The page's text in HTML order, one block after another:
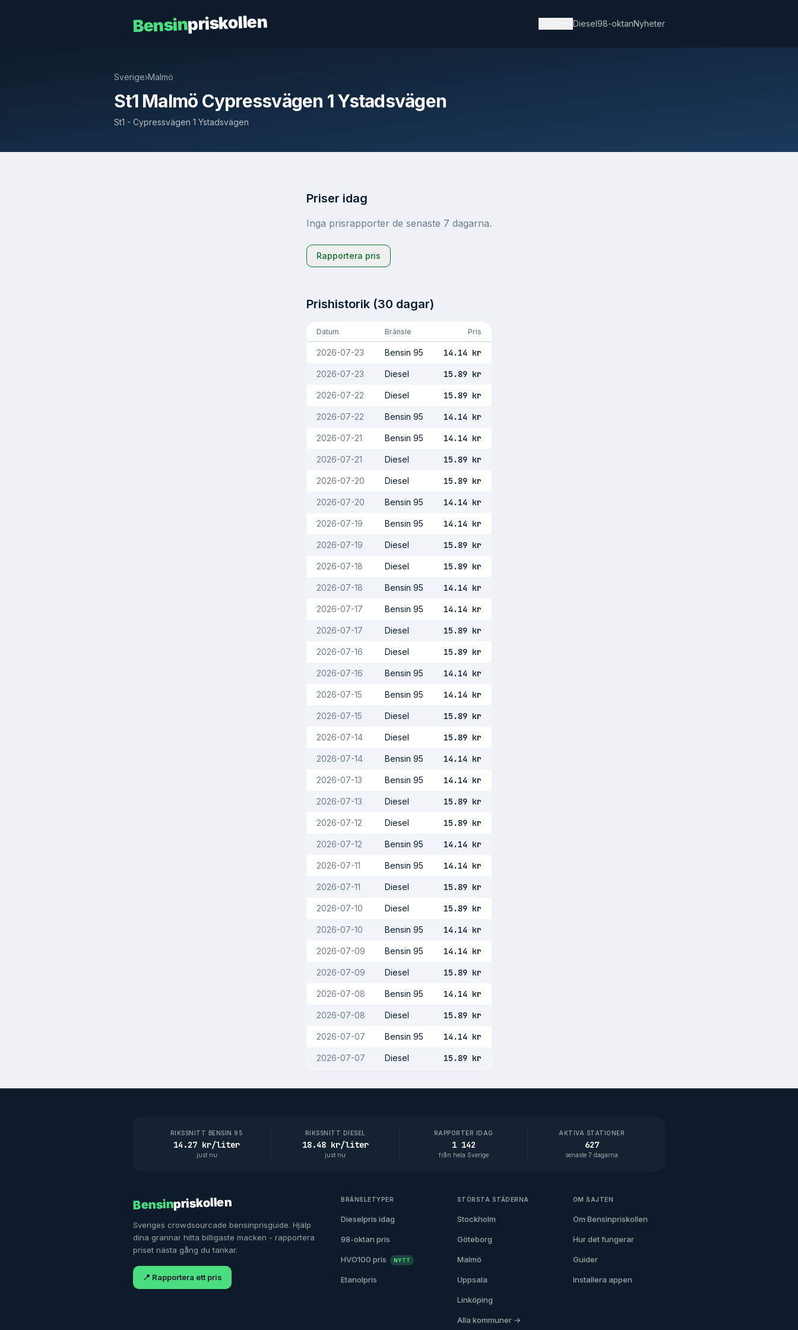
Bensinpriskollen
Ängelholm 14.45 Hässleholm 14.20
Diesel98-oktanNyheter
Sverige›Malmö
St1 Malmö Cypressvägen 1 Ystadsvägen
St1 - Cypressvägen 1 Ystadsvägen
Priser idag
Inga prisrapporter de senaste 7 dagarna.
Rapportera pris
Prishistorik (30 dagar)
Datum Bränsle Pris
2026-07-23 Bensin 95 14.14 kr
2026-07-23 Diesel 15.89 kr
2026-07-22 Diesel 15.89 kr
2026-07-22 Bensin 95 14.14 kr
2026-07-21 Bensin 95 14.14 kr
2026-07-21 Diesel 15.89 kr
2026-07-20 Diesel 15.89 kr
2026-07-20 Bensin 95 14.14 kr
2026-07-19 Bensin 95 14.14 kr
2026-07-19 Diesel 15.89 kr
2026-07-18 Diesel 15.89 kr
2026-07-18 Bensin 95 14.14 kr
2026-07-17 Bensin 95 14.14 kr
2026-07-17 Diesel 15.89 kr
2026-07-16 Diesel 15.89 kr
2026-07-16 Bensin 95 14.14 kr
2026-07-15 Bensin 95 14.14 kr
2026-07-15 Diesel 15.89 kr
2026-07-14 Diesel 15.89 kr
2026-07-14 Bensin 95 14.14 kr
2026-07-13 Bensin 95 14.14 kr
2026-07-13 Diesel 15.89 kr
2026-07-12 Diesel 15.89 kr
2026-07-12 Bensin 95 14.14 kr
2026-07-11 Bensin 95 14.14 kr
2026-07-11 Diesel 15.89 kr
2026-07-10 Diesel 15.89 kr
2026-07-10 Bensin 95 14.14 kr
2026-07-09 Bensin 95 14.14 kr
2026-07-09 Diesel 15.89 kr
2026-07-08 Bensin 95 14.14 kr
2026-07-08 Diesel 15.89 kr
2026-07-07 Bensin 95 14.14 kr
2026-07-07 Diesel 15.89 kr
RIKSSNITT BENSIN 95
14.27 kr/liter
just nu
RIKSSNITT DIESEL
18.48 kr/liter
just nu
RAPPORTER IDAG
1 142
från hela Sverige
AKTIVA STATIONER
627
senaste 7 dagarna
Bensinpriskollen
Sveriges crowdsourcade bensinprisguide. Hjälp
dina grannar hitta billigaste macken - rapportera
priset nästa gång du tankar.
📍 Rapportera ett pris
BRÄNSLETYPER
Dieselpris idag
98-oktan pris
HVO100 pris NYTT
Etanolpris
STÖRSTA STÄDERNA
Stockholm
Göteborg
Malmö
Uppsala
Linköping
Alla kommuner →
OM SAJTEN
Om Bensinpriskollen
Hur det fungerar
Guider
Installera appen